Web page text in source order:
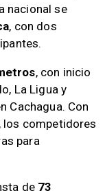
nacional se
, con dos
, con inicio
La Ligua y
Cachagua. Con
los competidores
para
de 73